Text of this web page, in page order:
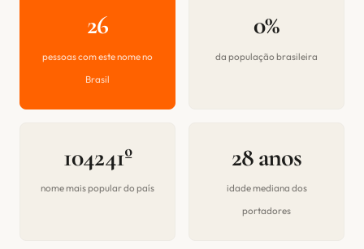
26
pessoas com este nome no
Brasil
0%
da população brasileira
104241º
nome mais popular do país
28 anos
idade mediana dos
portadores